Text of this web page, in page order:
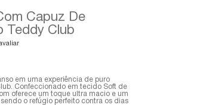
Capuz De
Teddy Club
em uma experiência de puro
Confeccionado em tecido Soft de
oferece um toque ultra macio e um
o refúgio perfeito contra os dias